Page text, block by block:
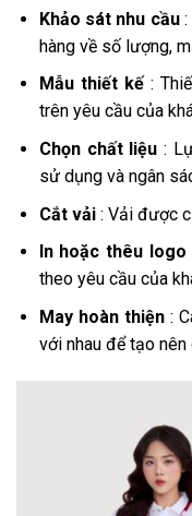
Khảo sát nhu cầu:
hàng về số lượng,
Mẫu thiết kế:
trên yêu cầu của
Chọn chất liệu :
sử dụng và ngân
Cắt vải: Vải được
In hoặc thêu logo
theo yêu cầu của
May hoàn thiện :
với nhau để tạo nên